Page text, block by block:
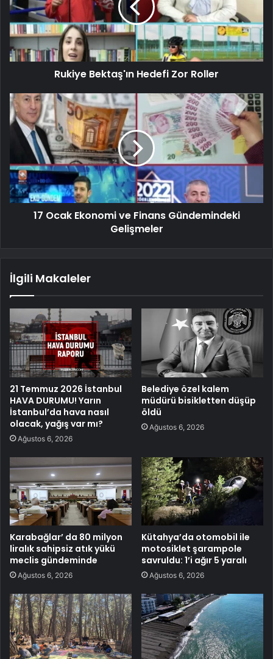
Rukiye Bektaş'ın Hedefi Zor Roller
17 Ocak Ekonomi ve Finans Gündemindeki
Gelişmeler
İlgili Makaleler
21 Temmuz 2026 İstanbul
HAVA DURUMU! Yarın
İstanbul’da hava nasıl
olacak, yağış var mı?
Ağustos 6, 2026
Belediye özel kalem
müdürü bisikletten düşüp
öldü
Ağustos 6, 2026
Karabağlar’ da 80 milyon
liralık sahipsiz atık yükü
meclis gündeminde
Ağustos 6, 2026
Kütahya’da otomobil ile
motosiklet şarampole
savruldu: 1’i ağır 5 yaralı
Ağustos 6, 2026